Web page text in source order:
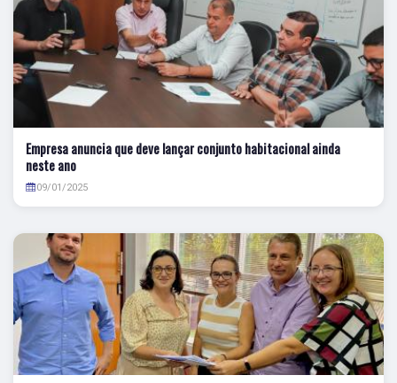
Empresa anuncia que deve lançar conjunto habitacional ainda
neste ano
09/01/2025